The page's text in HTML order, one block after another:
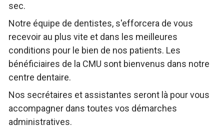
sec.
Notre équipe de dentistes, s'efforcera de vous
recevoir au plus vite et dans les meilleures
conditions pour le bien de nos patients. Les
bénéficiaires de la CMU sont bienvenus dans notre
centre dentaire.
Nos secrétaires et assistantes seront là pour vous
accompagner dans toutes vos démarches
administratives.